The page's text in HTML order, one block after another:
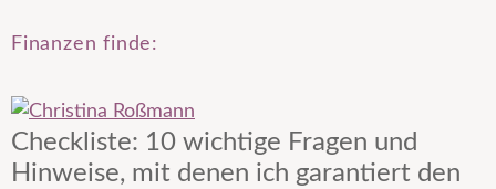
Finanzen finde:
Checkliste: 10 wichtige Fragen und
Hinweise, mit denen ich garantiert den